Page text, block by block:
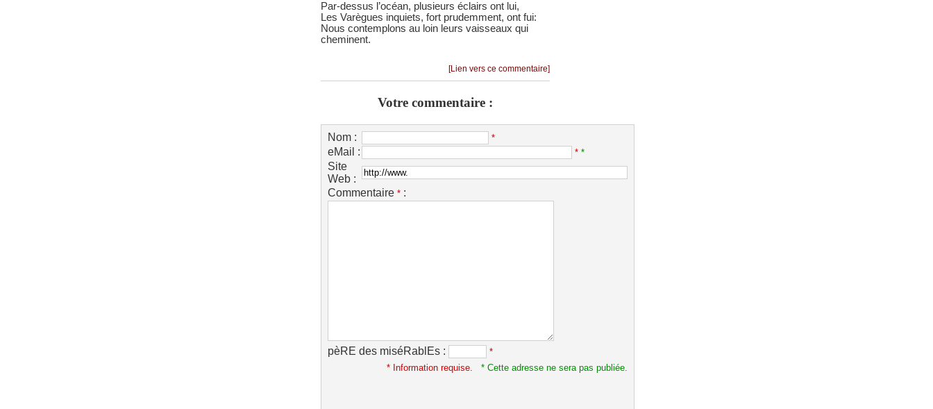
Par-dessus l’océan, plusieurs éclairs ont lui,
Les Varègues inquiets, fort prudemment, ont fui:
Nous contemplons au loin leurs vaisseaux qui
cheminent.
[Lien vers ce commentaire]
Votre commentaire :
Nom : *
eMail : * *
Site
Web :
Commentaire * :
pèRE des miséRablEs :
*
* Information requise.
* Cette adresse ne sera pas publiée.